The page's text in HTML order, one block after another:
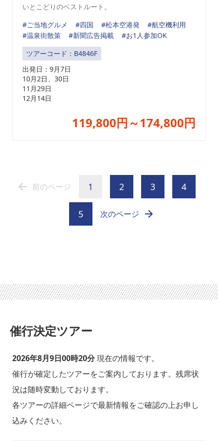
いとこどりのベストルート。
#ご当地グルメ
#四国 #松本空港発
#航空機利用
#温泉街散策
#新聞広告掲載
#お1人参加OK
ツアーコード：B4846F
出発日： 9月7日
10月2日、30日
11月29日
12月14日
119,800円～174,800円
前のページ 1 2 3 4
5 次のページ
催行決定ツアー
2026年8月9日00時20分現在の情報です。
催行が確定したツアーをご案内しております。残席状
況は随時変動しております。
各ツアーの詳細ページで最新情報をご確認の上お申し
込みください。